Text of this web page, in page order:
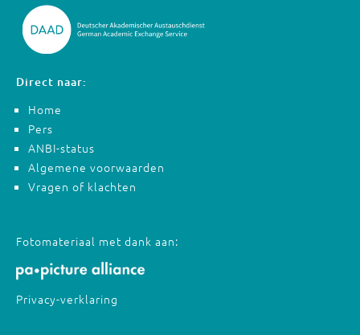
Direct naar:
Home
Pers
ANBI-status
Algemene voorwaarden
Vragen of klachten
Fotomateriaal met dank aan:
Privacy-verklaring